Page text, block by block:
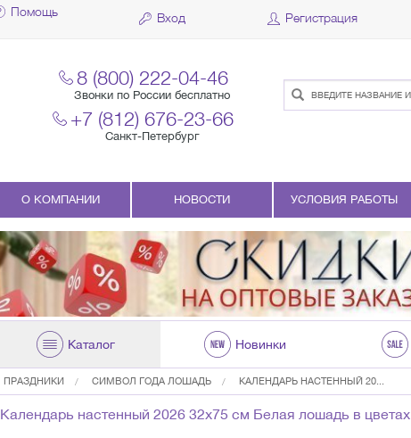
Помощь Вход Регистрация
8 (800) 222-04-46
Звонки по России бесплатно
+7 (812) 676-23-66
Санкт-Петербург
О КОМПАНИИ НОВОСТИ УСЛОВИЯ РАБОТЫ
Каталог Новинки
ПРАЗДНИКИ СИМВОЛ ГОДА ЛОШАДЬ КАЛЕНДАРЬ НАСТЕННЫЙ 20...
Календарь настенный 2026 32х75 см Белая лошадь в цветах